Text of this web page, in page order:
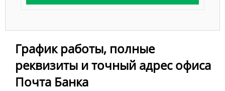
График работы, полные
реквизиты и точный адрес офиса
Почта Банка